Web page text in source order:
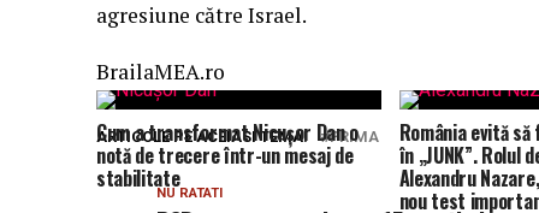
agresiune către Israel.
BrailaMEA.ro
ARTICOLE PE ACEIASI TEMA: PRIMA
NU RATATI
Cum a transformat Nicușor Dan o
notă de trecere într-un mesaj de
stabilitate
România evită
în „JUNK”. Rolul
Alexandru
nou test